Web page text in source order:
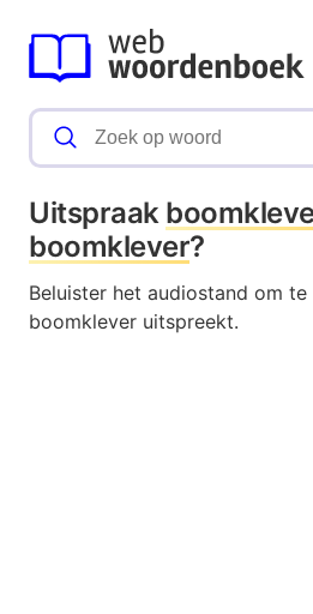
Uitspraak
boomklever?
Beluister het audiostand om te
boomklever uitspreekt.